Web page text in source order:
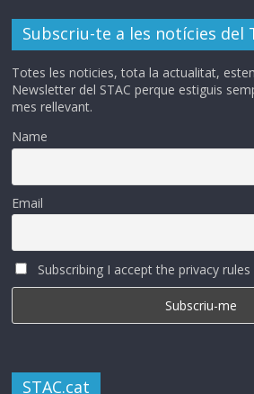
Subscriu-te a les notícies del
Totes les noticies, tota la actualitat,
Newsletter del STAC perque estiguis
mes rellevant.
Name
Email
Subscribing I accept the privacy
STAC.cat